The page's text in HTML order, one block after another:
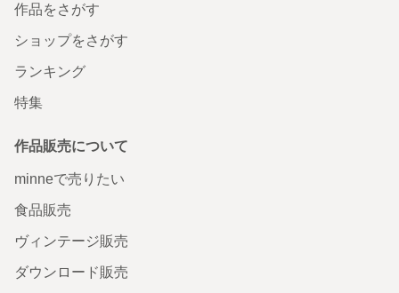
作品をさがす
ショップをさがす
ランキング
特集
作品販売について
minneで売りたい
食品販売
ヴィンテージ販売
ダウンロード販売